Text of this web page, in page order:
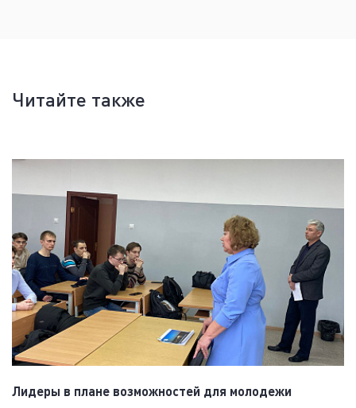
Читайте также
Лидеры в плане возможностей для молодежи